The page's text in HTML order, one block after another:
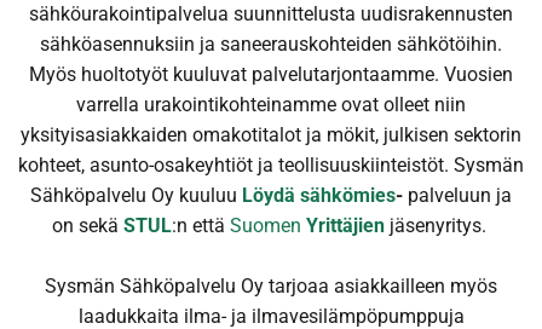
sähköurakointipalvelua suunnittelusta uudisrakennusten
sähköasennuksiin ja saneerauskohteiden sähkötöihin.
Myös huoltotyöt kuuluvat palvelutarjontaamme. Vuosien
varrella urakointikohteinamme ovat olleet niin
yksityisasiakkaiden omakotitalot ja mökit, julkisen sektorin
kohteet, asunto-osakeyhtiöt ja teollisuuskiinteistöt. Sysmän
Sähköpalvelu Oy kuuluu Löydä sähkömies- palveluun ja
on sekä STUL:n että Suomen Yrittäjienjäsenyritys.
Sysmän Sähköpalvelu Oy tarjoaa asiakkailleen myös
laadukkaita ilma- ja ilmavesilämpöpumppuja